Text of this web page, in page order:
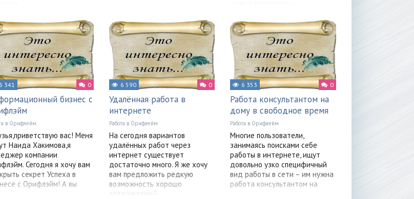
6 341 0
бизнес с
в Орифлейм
вас! Меня
Наида Хакимова,я
компании
Сегодня я хочу вам
секрет Успеха в
с Орифлэйм! А вы
6 590 0
Удалённая работа в
интернете
Работа в Орифлейм
На сегодня вариантов
удалённых работ через
интернет существует
достаточно много. Я же хочу
вам предложить редкую
возможность хорошо
оплачиваемой
6 353 0
Работа консультантом на
дому в свободное время
Работа в Орифлейм
Многие пользователи,
занимаясь поисками себе
работы в интернете, ищут
довольно узко специфичный
вид работы в сети – им нужна
работа консультантом на